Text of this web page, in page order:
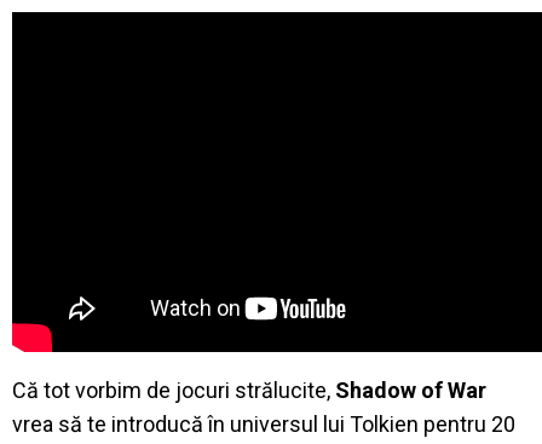
Că tot vorbim de jocuri strălucite, Shadow of War
vrea să te introducă în universul lui Tolkien pentru 20